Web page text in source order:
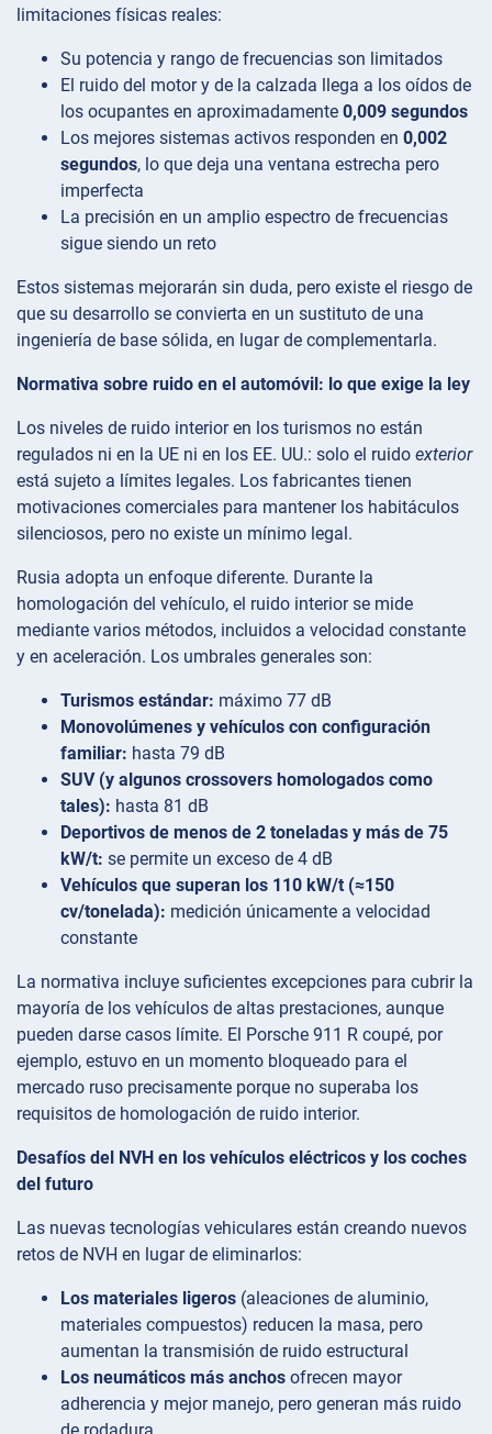
limitaciones físicas reales:
Su potencia y rango de frecuencias son limitados
El ruido del motor y de la calzada llega a los oídos de
los ocupantes en aproximadamente 0,009 segundos
Los mejores sistemas activos responden en 0,002
segundos, lo que deja una ventana estrecha pero
imperfecta
La precisión en un amplio espectro de frecuencias
sigue siendo un reto
Estos sistemas mejorarán sin duda, pero existe el riesgo de
que su desarrollo se convierta en un sustituto de una
ingeniería de base sólida, en lugar de complementarla.
Normativa sobre ruido en el automóvil: lo que exige la ley
Los niveles de ruido interior en los turismos no están
regulados ni en la UE ni en los EE. UU.: solo el ruido exterior
está sujeto a límites legales. Los fabricantes tienen
motivaciones comerciales para mantener los habitáculos
silenciosos, pero no existe un mínimo legal.
Rusia adopta un enfoque diferente. Durante la
homologación del vehículo, el ruido interior se mide
mediante varios métodos, incluidos a velocidad constante
y en aceleración. Los umbrales generales son:
Turismos estándar: máximo 77 dB
Monovolúmenes y vehículos con configuración
familiar: hasta 79 dB
SUV (y algunos crossovers homologados como
tales): hasta 81 dB
Deportivos de menos de 2 toneladas y más de 75
kW/t: se permite un exceso de 4 dB
Vehículos que superan los 110 kW/t (≈150
cv/tonelada): medición únicamente a velocidad
constante
La normativa incluye suficientes excepciones para cubrir la
mayoría de los vehículos de altas prestaciones, aunque
pueden darse casos límite. El Porsche 911 R coupé, por
ejemplo, estuvo en un momento bloqueado para el
mercado ruso precisamente porque no superaba los
requisitos de homologación de ruido interior.
Desafíos del NVH en los vehículos eléctricos y los coches
del futuro
Las nuevas tecnologías vehiculares están creando nuevos
retos de NVH en lugar de eliminarlos:
Los materiales ligeros (aleaciones de aluminio,
materiales compuestos) reducen la masa, pero
aumentan la transmisión de ruido estructural
Los neumáticos más anchos ofrecen mayor
adherencia y mejor manejo, pero generan más ruido
de rodadura